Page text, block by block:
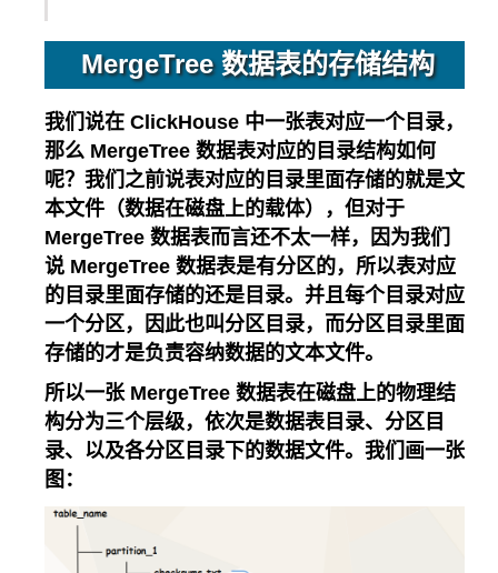
MergeTree 数据表的存储结构
我们说在 ClickHouse 中一张表对应一个目录，
那么 MergeTree 数据表对应的目录结构如何
呢？我们之前说表对应的目录里面存储的就是文
本文件（数据在磁盘上的载体），但对于
MergeTree 数据表而言还不太一样，因为我们
说 MergeTree 数据表是有分区的，所以表对应
的目录里面存储的还是目录。并且每个目录对应
一个分区，因此也叫分区目录，而分区目录里面
存储的才是负责容纳数据的文本文件。
所以一张 MergeTree 数据表在磁盘上的物理结
构分为三个层级，依次是数据表目录、分区目
录、以及各分区目录下的数据文件。我们画一张
图：